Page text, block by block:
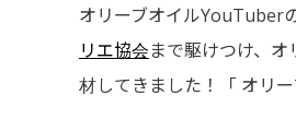
オリーブオイルYouTuber
リエ協会まで駆けつけ、
材してきました！「 オリ